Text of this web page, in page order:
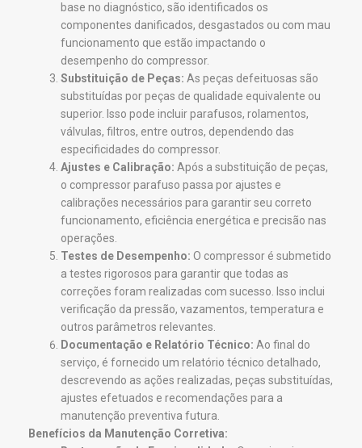
base no diagnóstico, são identificados os
componentes danificados, desgastados ou com mau
funcionamento que estão impactando o
desempenho do compressor.
Substituição de Peças: As peças defeituosas são
substituídas por peças de qualidade equivalente ou
superior. Isso pode incluir parafusos, rolamentos,
válvulas, filtros, entre outros, dependendo das
especificidades do compressor.
Ajustes e Calibração: Após a substituição de peças,
o compressor parafuso passa por ajustes e
calibrações necessários para garantir seu correto
funcionamento, eficiência energética e precisão nas
operações.
Testes de Desempenho: O compressor é submetido
a testes rigorosos para garantir que todas as
correções foram realizadas com sucesso. Isso inclui
verificação da pressão, vazamentos, temperatura e
outros parâmetros relevantes.
Documentação e Relatório Técnico: Ao final do
serviço, é fornecido um relatório técnico detalhado,
descrevendo as ações realizadas, peças substituídas,
ajustes efetuados e recomendações para a
manutenção preventiva futura.
Benefícios da Manutenção Corretiva: